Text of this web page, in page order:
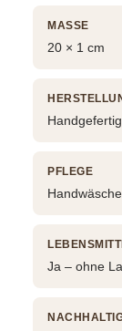
MASSE
20 × 1 cm
PFLEGE
Ja – ohne